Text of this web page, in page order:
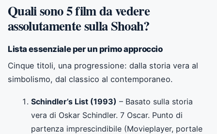
Quali sono 5 film da vedere
assolutamente sulla Shoah?
Lista essenziale per un primo approccio
Cinque titoli, una progressione: dalla storia vera al
simbolismo, dal classico al contemporaneo.
Schindler’s List (1993) – Basato sulla storia
vera di Oskar Schindler. 7 Oscar. Punto di
partenza imprescindibile (Movieplayer, portale